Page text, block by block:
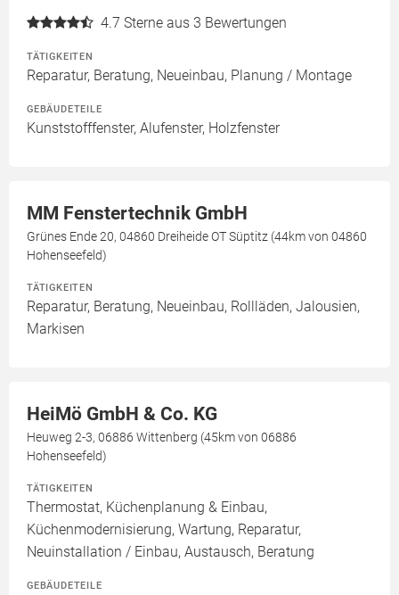
4.7 Sterne aus 3 Bewertungen
TÄTIGKEITEN
Reparatur, Beratung, Neueinbau, Planung / Montage
GEBÄUDETEILE
Kunststofffenster, Alufenster, Holzfenster
MM Fenstertechnik GmbH
Grünes Ende 20, 04860 Dreiheide OT Süptitz (44km von 04860
Hohenseefeld)
TÄTIGKEITEN
Reparatur, Beratung, Neueinbau, Rollläden, Jalousien,
Markisen
HeiMö GmbH & Co. KG
Heuweg 2-3, 06886 Wittenberg (45km von 06886
Hohenseefeld)
TÄTIGKEITEN
Thermostat, Küchenplanung & Einbau,
Küchenmodernisierung, Wartung, Reparatur,
Neuinstallation / Einbau, Austausch, Beratung
GEBÄUDETEILE